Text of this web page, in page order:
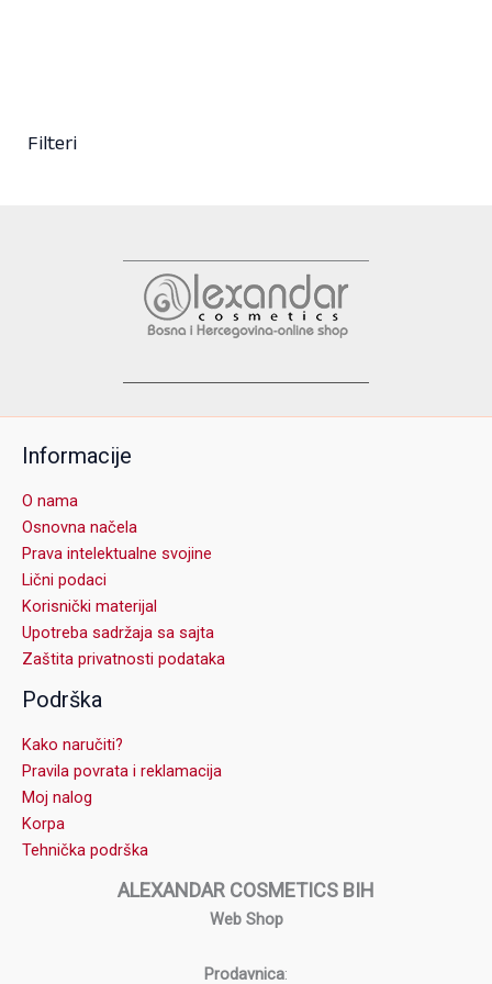
Filteri
Informacije
O nama
Osnovna načela
Prava intelektualne svojine
Lični podaci
Korisnički materijal
Upotreba sadržaja sa sajta
Zaštita privatnosti podataka
Podrška
Kako naručiti?
Pravila povrata i reklamacija
Moj nalog
Korpa
Tehnička podrška
ALEXANDAR COSMETICS BIH
Web Shop
Prodavnica: